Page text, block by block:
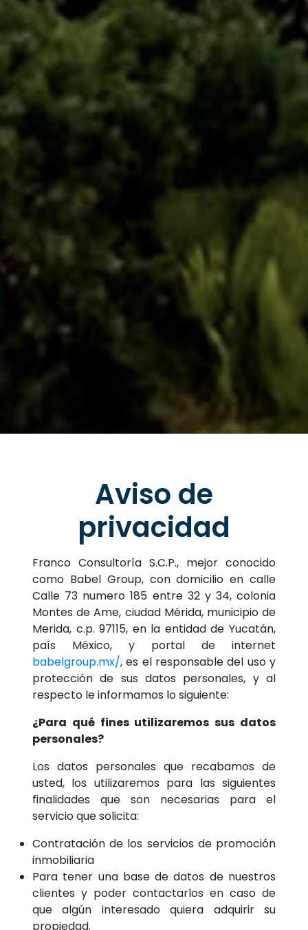
Aviso de
privacidad
Franco Consultoría S.C.P., mejor conocido
como Babel Group, con domicilio en calle
Calle 73 numero 185 entre 32 y 34, colonia
Montes de Ame, ciudad Mérida, municipio de
Merida, c.p. 97115, en la entidad de Yucatán,
país México, y portal de internet
babelgroup.mx/, es el responsable del uso y
protección de sus datos personales, y al
respecto le informamos lo siguiente:
¿Para qué fines utilizaremos sus datos
personales?
Los datos personales que recabamos de
usted, los utilizaremos para las siguientes
finalidades que son necesarias para el
servicio que solicita:
Contratación de los servicios de promoción
inmobiliaria
Para tener una base de datos de nuestros
clientes y poder contactarlos en caso de
que algún interesado quiera adquirir su
propiedad.